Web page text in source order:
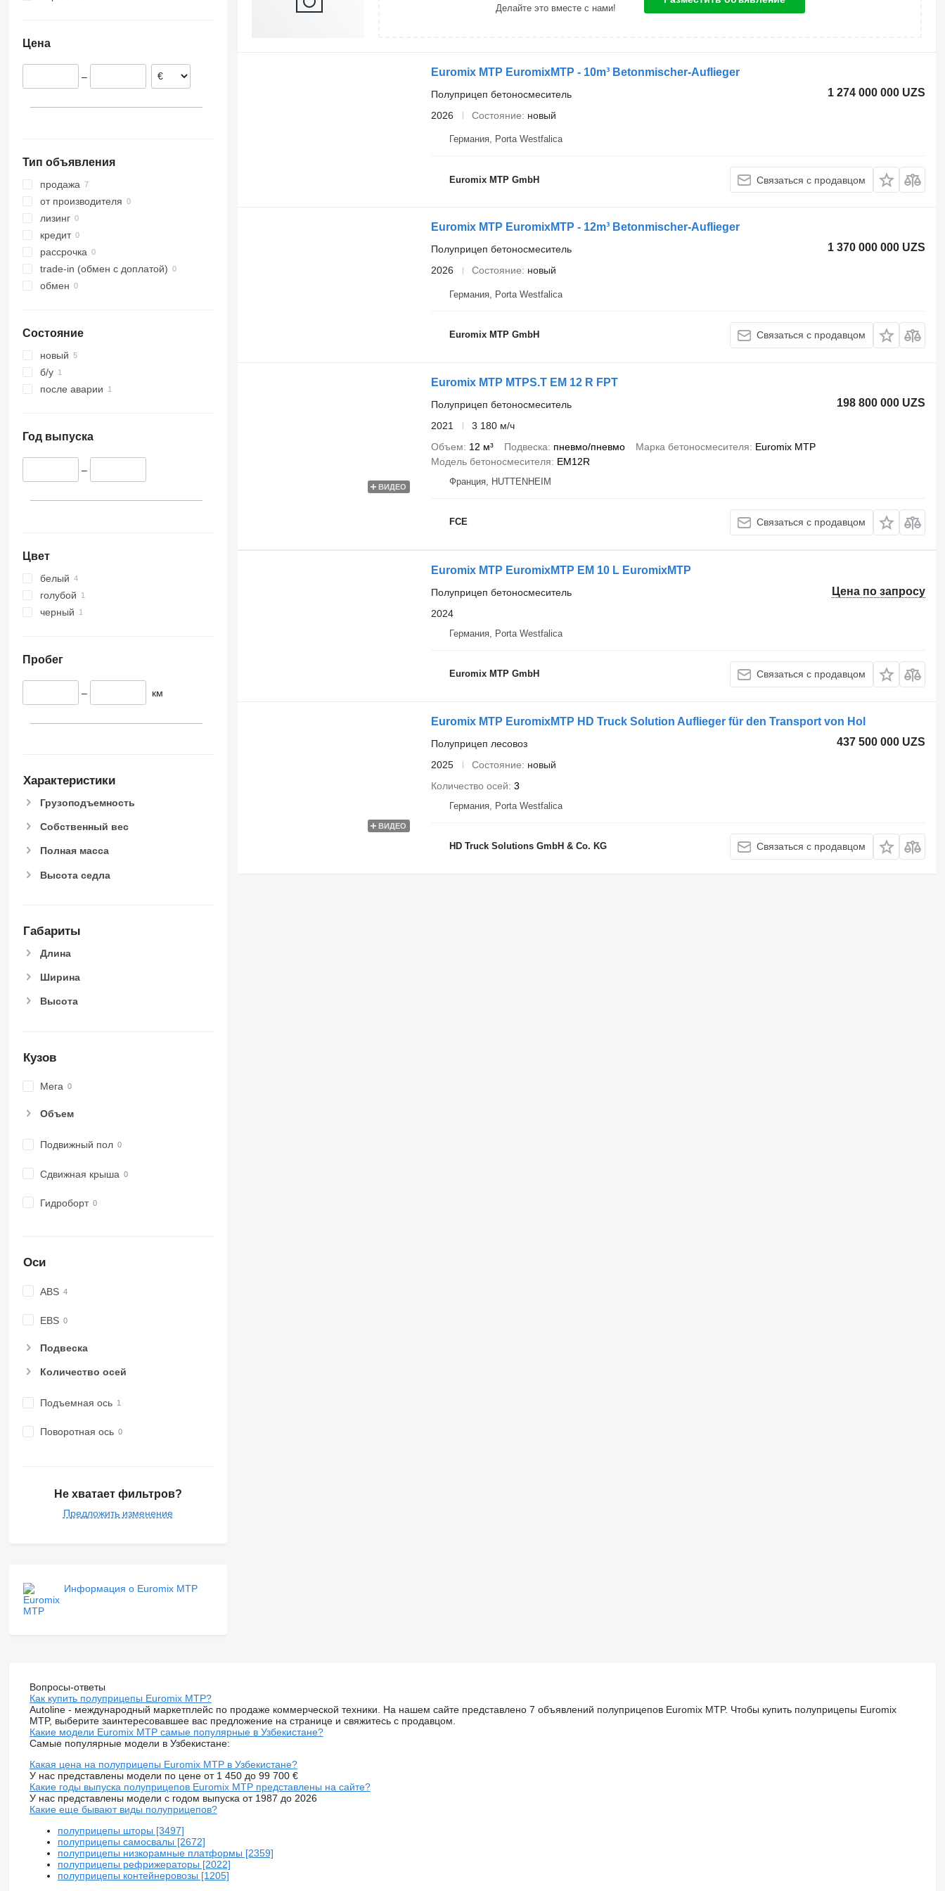
Цена
–
Тип объявления
продажа
от производителя
лизинг
кредит
рассрочка
trade-in (обмен с доплатой)
обмен
Состояние
новый
б/у
после аварии
Год выпуска
–
Цвет
белый
голубой
черный
Пробег
– км
Характеристики
Грузоподъемность
Собственный вес
Полная масса
Высота седла
Габариты
Длина
Ширина
Высота
Кузов
Мега
Объем
Подвижный пол
Сдвижная крыша
Гидроборт
Оси
ABS
EBS
Подвеска
Количество осей
Подъемная ось
Поворотная ось
Не хватает фильтров?
Предложить изменение
Информация о Euromix MTP
Делайте это вместе с нами!
Euromix MTP EuromixMTP - 10m³ Betonmischer-Auflieger
1 274 000 000 UZS
Полуприцеп бетоносмеситель
2026
Состояние новый
Германия, Porta Westfalica
Euromix MTP GmbH Связаться с продавцом
Euromix MTP EuromixMTP - 12m³ Betonmischer-Auflieger
1 370 000 000 UZS
Полуприцеп бетоносмеситель
2026
Состояние новый
Германия, Porta Westfalica
Euromix MTP GmbH Связаться с продавцом
ВИДЕО
Euromix MTP MTPS.T EM 12 R FPT
198 800 000 UZS
Полуприцеп бетоносмеситель
2021
3 180 м/ч
Объем
12 м³ Подвеска пневмо/пневмо Марка бетоносмесителя
Euromix MTP
Модель бетоносмесителя
EM12R
Франция, HUTTENHEIM
FCE Связаться с продавцом
Euromix MTP EuromixMTP EM 10 L EuromixMTP
Цена по запросу
Полуприцеп бетоносмеситель
2024
Германия, Porta Westfalica
Euromix MTP GmbH Связаться с продавцом
ВИДЕО
Euromix MTP EuromixMTP HD Truck Solution Auflieger für den Transport von Hol
437 500 000 UZS
Полуприцеп лесовоз
2025
Состояние
новый
Количество осей 3
Германия, Porta Westfalica
HD Truck Solutions GmbH & Co. KG Связаться с продавцом
Вопросы-ответы
Как купить полуприцепы Euromix MTP?
Autoline - международный маркетплейс по продаже коммерческой техники. На нашем сайте представлено 7 объявлений полуприцепов Euromix MTP. Чтобы купить полуприцепы Euromix
MTP, выберите заинтересовавшее вас предложение на странице и свяжитесь с продавцом.
Какие модели Euromix MTP самые популярные в Узбекистане?
Самые популярные модели в Узбекистане:
Какая цена на полуприцепы Euromix MTP в Узбекистане?
У нас представлены модели по цене от 1 450 до 99 700 €
Какие годы выпуска полуприцепов Euromix MTP представлены на сайте?
У нас представлены модели с годом выпуска от 1987 до 2026
Какие еще бывают виды полуприцепов?
полуприцепы шторы [3497]
полуприцепы самосвалы [2672]
полуприцепы низкорамные платформы [2359]
полуприцепы рефрижераторы [2022]
полуприцепы контейнеровозы [1205]